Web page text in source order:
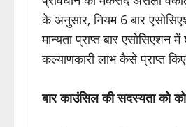
के अनुसार, नियम 6 बार
मान्यता प्राप्त बार
कल्याणकारी लाभ कैसे प्राप्त
बार काउंसिल की‌ सदस्यता को